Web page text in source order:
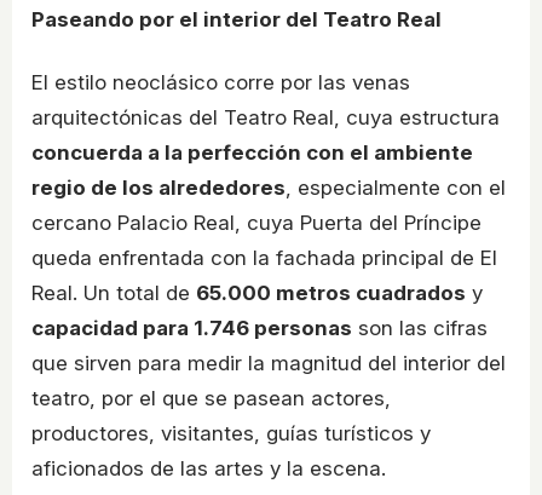
Paseando por el interior del Teatro Real
El estilo neoclásico corre por las venas
arquitectónicas del Teatro Real, cuya estructura
concuerda a la perfección con el ambiente
regio de los alrededores , especialmente con el
cercano Palacio Real, cuya Puerta del Príncipe
queda enfrentada con la fachada principal de El
Real. Un total de 65.000 metros cuadrados y
capacidad para 1.746 personas son las cifras
que sirven para medir la magnitud del interior del
teatro, por el que se pasean actores,
productores, visitantes, guías turísticos y
aficionados de las artes y la escena.